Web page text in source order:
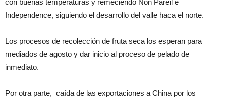
con buenas temperaturas y remeciendo Non Pareil e
Independence, siguiendo el desarrollo del valle haca el norte.
Los procesos de recolección de fruta seca los esperan para
mediados de agosto y dar inicio al proceso de pelado de
inmediato.
Por otra parte, caída de las exportaciones a China por los